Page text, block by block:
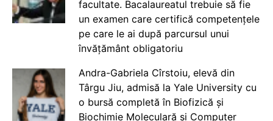
facultate. Bacalaureatul trebuie să fie
un examen care certifică competențele
pe care le ai după parcursul unui
învățământ obligatoriu
Andra-Gabriela Cîrstoiu, elevă din
Târgu Jiu, admisă la Yale University cu
o bursă completă în Biofizică și
Biochimie Moleculară și Computer